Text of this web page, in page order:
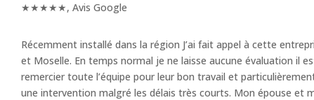
★★★★★, Avis Google
Récemment installé dans la région J’ai fait appel à cette
et Moselle. En temps normal je ne laisse aucune évaluation il
remercier toute l’équipe pour leur bon travail et
une intervention malgré les délais très courts. Mon épouse et